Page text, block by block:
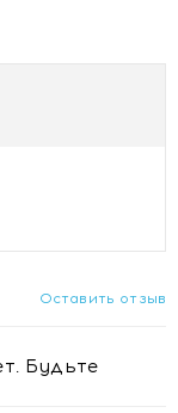
Оставить отзыв
Будьте